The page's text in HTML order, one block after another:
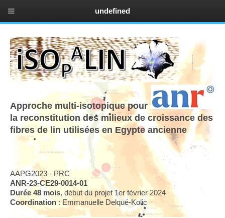
Approche multi-isotopique pour
la reconstitution des milieux de croissance des
fibres de lin utilisées en Egypte ancienne
AAPG2023 - PRC
ANR-23-CE29-0014-01
Durée 48 mois, début du projet 1er février 2024
Coordination : Emmanuelle Delqué-Kolic
undefined